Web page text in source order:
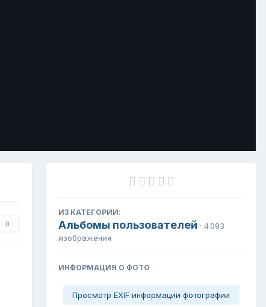
0
ИЗ КАТЕГОРИИ:
Альбомы пользователей · 4 093
изображения
ИНФОРМАЦИЯ О ФОТО
Просмотр EXIF информации фотографии